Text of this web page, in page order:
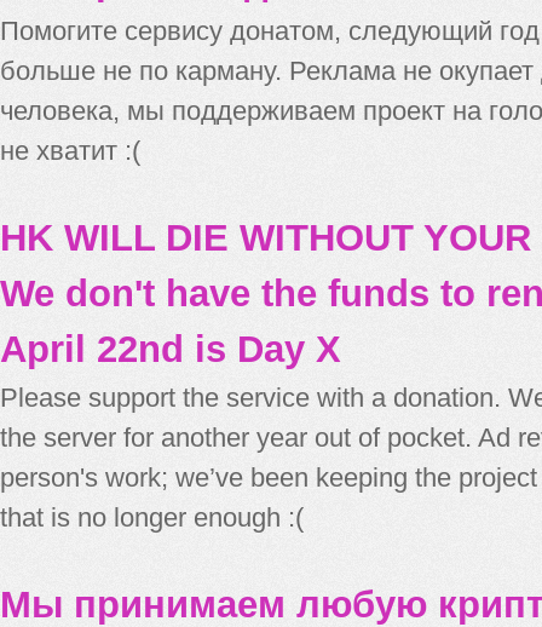
Помогите сервису донатом, следующий
больше не по карману. Реклама не
человека, мы поддерживаем проект на
не хватит :(
HK WILL DIE WITHOUT
We don't have the funds to
April 22nd is Day X
Please support the service with a donation.
the server for another year out of pocket. Ad
person's work; we’ve been keeping the
that is no longer enough :(
Мы принимаем любую